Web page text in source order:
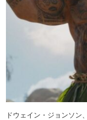
ドウェイン・ジョンソン